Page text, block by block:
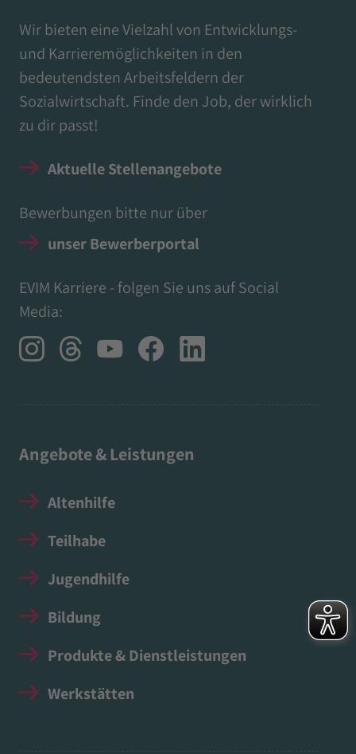
Wir bieten eine Vielzahl von Entwicklungs-
und Karrieremöglichkeiten in den
bedeutendsten Arbeitsfeldern der
Sozialwirtschaft. Finde den Job, der wirklich
zu dir passt!
Aktuelle Stellenangebote
Bewerbungen bitte nur über
unser Bewerberportal
EVIM Karriere - folgen Sie uns auf Social
Media:
Angebote & Leistungen
Altenhilfe
Teilhabe
Jugendhilfe
Bildung
Produkte & Dienstleistungen
Werkstätten